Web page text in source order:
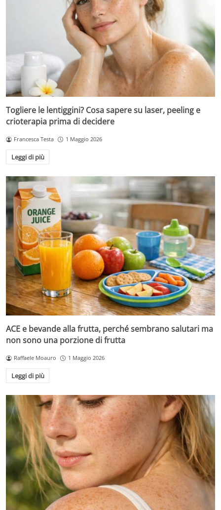
Togliere le lentiggini? Cosa sapere su laser, peeling e
crioterapia prima di decidere
Francesca Testa 1 Maggio 2026
Leggi di più
ACE e bevande alla frutta, perché sembrano salutari ma
non sono una porzione di frutta
Raffaele Moauro 1 Maggio 2026
Leggi di più